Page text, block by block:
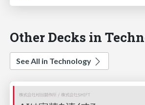
Other Decks in
See All in Technology